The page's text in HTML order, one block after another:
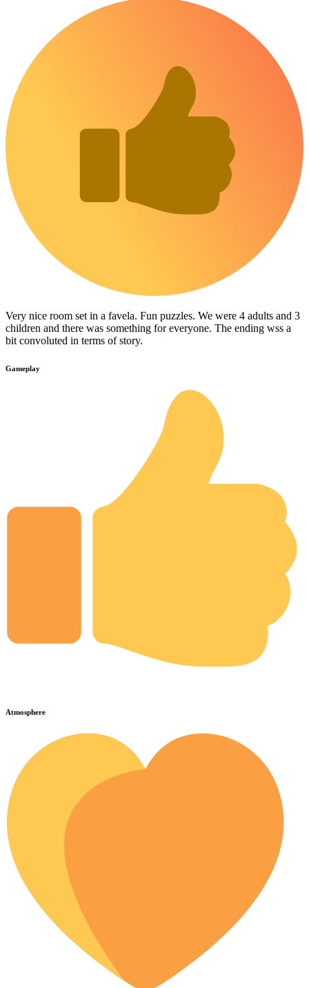
Very nice room set in a favela. Fun puzzles. We were 4 adults and 3
children and there was something for everyone. The ending wss a
bit convoluted in terms of story.
Gameplay
Atmosphere